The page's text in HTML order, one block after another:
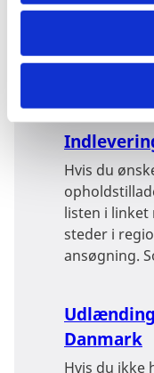
information
Hvis du
listen i
steder i
ansøgning.
Danmark
Hvis du ikke